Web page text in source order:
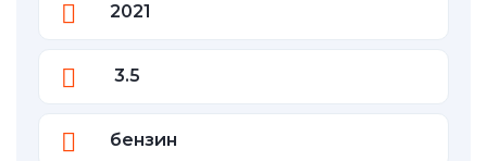
2021
3.5
бензин